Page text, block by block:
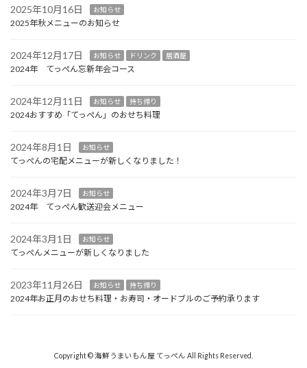
2025年10月16日 お知らせ
2025年秋メニューのお知らせ
2024年12月17日 お知らせ ドリンク 居酒屋
2024年 てっぺん忘新年会コース
2024年12月11日 お知らせ 持ち帰り
2024おすすめ「てっぺん」のおせち料理
2024年8月1日 お知らせ
てっぺんの宅配メニューが新しくなりました！
2024年3月7日 お知らせ
2024年 てっぺん歓送迎会メニュー
2024年3月1日 お知らせ
てっぺんメニューが新しくなりました
2023年11月26日 お知らせ 持ち帰り
2024年お正月のおせち料理・お寿司・オードブルのご予約承ります
Copyright © 海鮮うまいもん屋 てっぺん All Rights Reserved.